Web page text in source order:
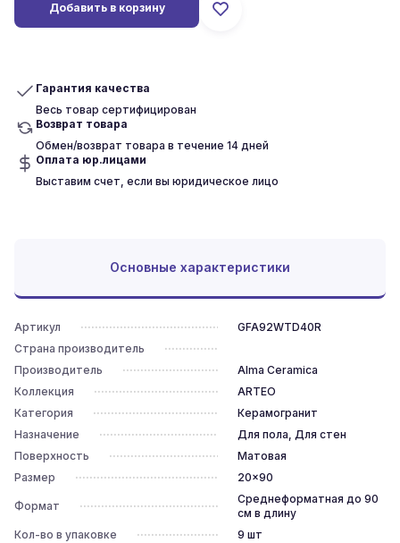
Добавить в корзину
Гарантия качества
Весь товар сертифицирован
Возврат товара
Обмен/возврат товара в течение 14 дней
Оплата юр.лицами
Выставим счет, если вы юридическое лицо
Основные характеристики
Артикул
GFA92WTD40R
Страна производитель
Производитель
Alma Ceramica
Коллекция
ARTEO
Категория
Керамогранит
Назначение
Для пола, Для стен
Поверхность
Матовая
Размер
20x90
Формат
Среднеформатная до 90
см в длину
Кол-во в упаковке
9 шт